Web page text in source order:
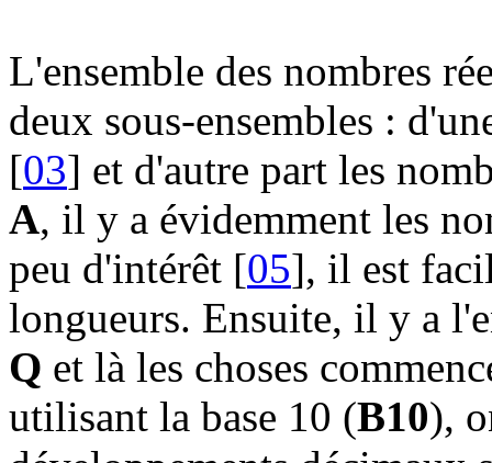
L'ensemble des nombres
deux sous-ensembles :
[03] et d'autre part les
A, il y a évidemment les
peu d'intérêt [05], il est
longueurs. Ensuite, il y a
Q et là les choses
utilisant la base 10 (B10),